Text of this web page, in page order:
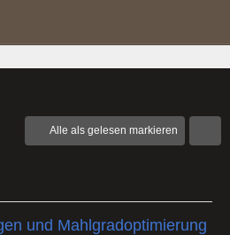
Alle als gelesen markieren
und Mahlgradoptimierung